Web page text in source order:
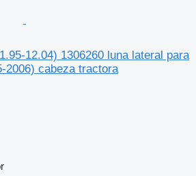
12.04) 1306260 luna lateral para
2006) cabeza tractora